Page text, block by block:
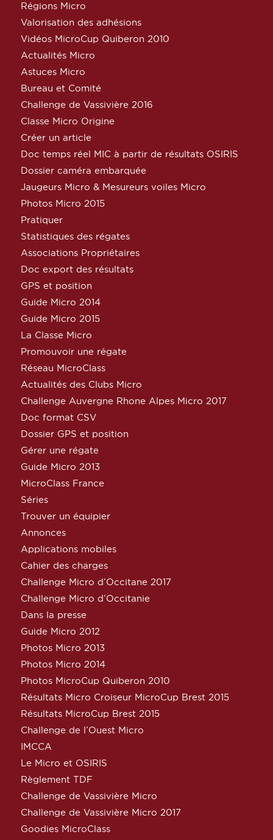
Régions Micro
Valorisation des adhésions
Vidéos MicroCup Quiberon 2010
Actualités Micro
Astuces Micro
Bureau et Comité
Challenge de Vassivière 2016
Classe Micro Origine
Créer un article
Doc temps réel MIC à partir de résultats OSIRIS
Dossier caméra embarquée
Jaugeurs Micro & Mesureurs voiles Micro
Photos Micro 2015
Pratiquer
Statistiques des régates
Associations Propriétaires
Doc export des résultats
GPS et position
Guide Micro 2014
Guide Micro 2015
La Classe Micro
Promouvoir une régate
Réseau MicroClass
Actualités des Clubs Micro
Challenge Auvergne Rhone Alpes Micro 2017
Doc format CSV
Dossier GPS et position
Gérer une régate
Guide Micro 2013
MicroClass France
Séries
Trouver un équipier
Annonces
Applications mobiles
Cahier des charges
Challenge Micro d’Occitane 2017
Challenge Micro d’Occitanie
Dans la presse
Guide Micro 2012
Photos Micro 2013
Photos Micro 2014
Photos MicroCup Quiberon 2010
Résultats Micro Croiseur MicroCup Brest 2015
Résultats MicroCup Brest 2015
Challenge de l’Ouest Micro
IMCCA
Le Micro et OSIRIS
Règlement TDF
Challenge de Vassivière Micro
Challenge de Vassivière Micro 2017
Goodies MicroClass